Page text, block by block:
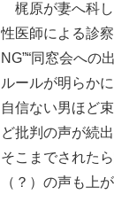
梶原が妻へ科し
性医師による診
NG”“同窓会への
ルールが明らか
自信ない男ほど
ど批判の声が続
そこまでされた
（？）の声も上